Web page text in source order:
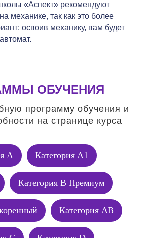
«Аспект» рекомендуют
механике, так как это более
освоив механику, вам будет
ОБУЧЕНИЯ
программу обучения и
на странице курса
А Категория А1
Категория В Премиум
Категория АВ